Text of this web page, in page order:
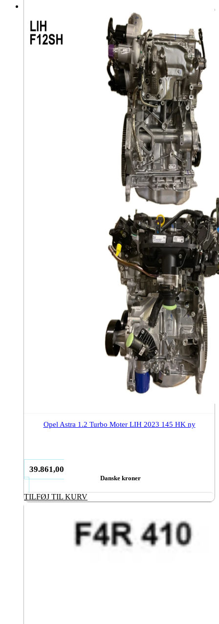
Opel Astra 1.2 Turbo Moter LIH 2023 145 HK ny
39.861,00
Danske kroner
TILFØJ TIL KURV